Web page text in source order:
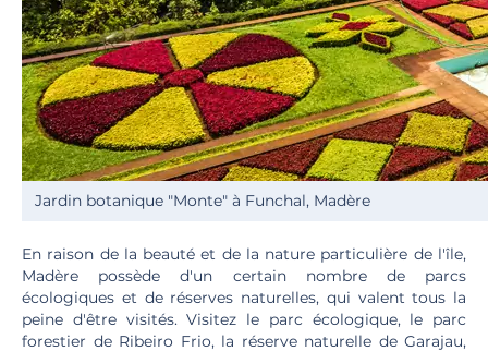
Jardin botanique "Monte" à Funchal, Madère
En raison de la beauté et de la nature particulière de l'île,
Madère possède d'un certain nombre de parcs
écologiques et de réserves naturelles, qui valent tous la
peine d'être visités. Visitez le parc écologique, le parc
forestier de Ribeiro Frio, la réserve naturelle de Garajau,